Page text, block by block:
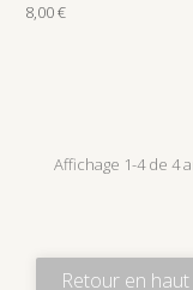
8,00 €
Affichage 1-4 de 4
Retour en haut